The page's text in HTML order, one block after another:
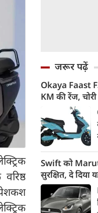
पेशकश
जरूर पढ़ें
Okaya Faast
KM की रेंज,
Swift को
सुरक्षित, दे
feature